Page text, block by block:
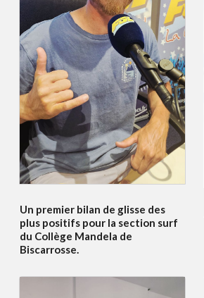
Un premier bilan de glisse des
plus positifs pour la section surf
du Collège Mandela de
Biscarrosse.